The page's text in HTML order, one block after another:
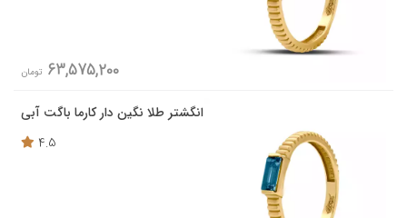
63,575,200 تومان
انگشتر طلا نگین دار کارما باگت آبی
4.5